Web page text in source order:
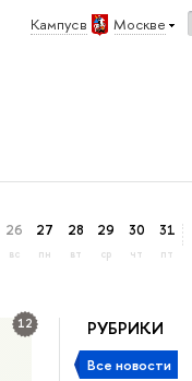
Кампус в Москве
26
вс
27
пн
28
вт
29
ср
30
чт
31
пт
РУБРИКИ
Все новости
12